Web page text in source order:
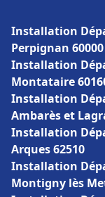
Installation
Perpignan 60000
Installation
Montataire
Installation
Ambarès et
Installation
Arques 62510
Installation
Montigny lès